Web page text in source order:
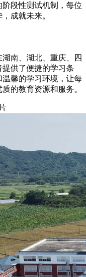
段性测试机制，每位
成就未来。
南、湖北、重庆、四
供了便捷的学习条
馨的学习环境，让每
的教育资源和服务。